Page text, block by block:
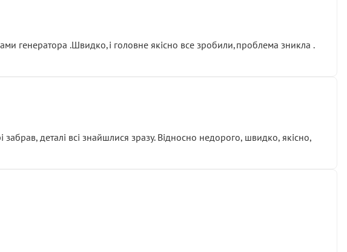
генератора .Швидко,і головне якісно все зробили,проблема зникла .
деталі всі знайшлися зразу. Відносно недорого, швидко, якісно,